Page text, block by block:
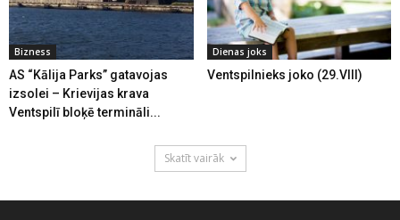
Bizness
AS “Kālija Parks” gatavojas
izsolei – Krievijas krava
Ventspilī bloķē termināli...
Dienas joks
Ventspilnieks joko (29.VIII)
Skatīt vairāk